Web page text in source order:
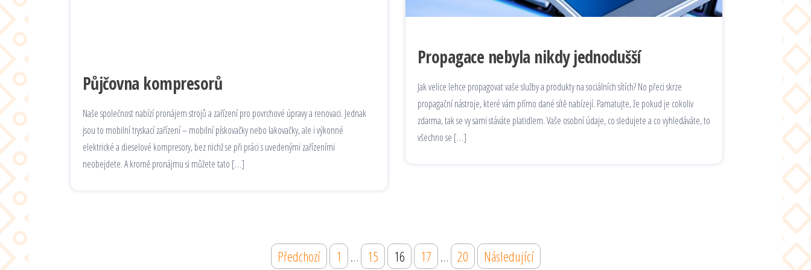
Půjčovna kompresorů
Naše společnost nabízí pronájem strojů a zařízení pro povrchové úpravy a renovaci. Jednak
jsou to mobilní tryskací zařízení – mobilní pískovačky nebo lakovačky, ale i výkonné
elektrické a dieselové kompresory, bez nichž se při práci s uvedenými zařízeními
neobejdete. A kromě pronájmu si můžete tato […]
Propagace nebyla nikdy jednodušší
Jak velice lehce propagovat vaše služby a produkty na sociálních sítích? No přeci skrze
propagační nástroje, které vám přímo dané sítě nabízejí. Pamatujte, že pokud je cokoliv
zdarma, tak se vy sami stáváte platidlem. Vaše osobní údaje, co sledujete a co vyhledáváte, to
všechno se […]
Předchozí 1 … 15 16 17 … 20 Následující